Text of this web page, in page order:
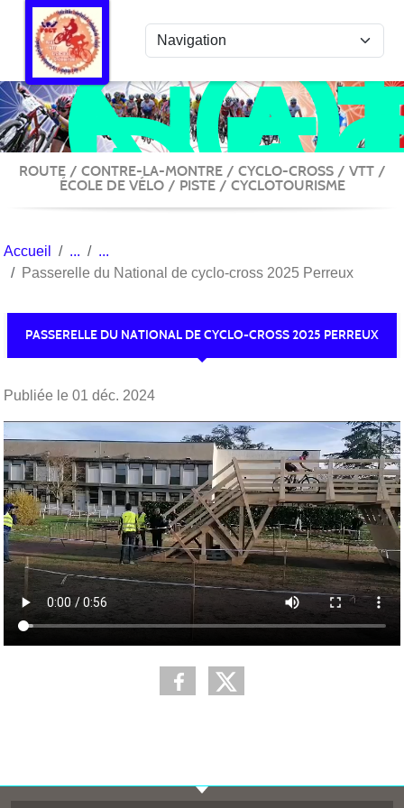
ROUTE / CONTRE-LA-MONTRE / CYCLO-CROSS / VTT /
ÉCOLE DE VÉLO / PISTE / CYCLOTOURISME
Accueil
Passerelle du National de cyclo-cross 2025 Perreux
PASSERELLE DU NATIONAL DE CYCLO-CROSS 2025 PERREUX
Publiée le 01 déc. 2024
Panneau de gestion des cookies